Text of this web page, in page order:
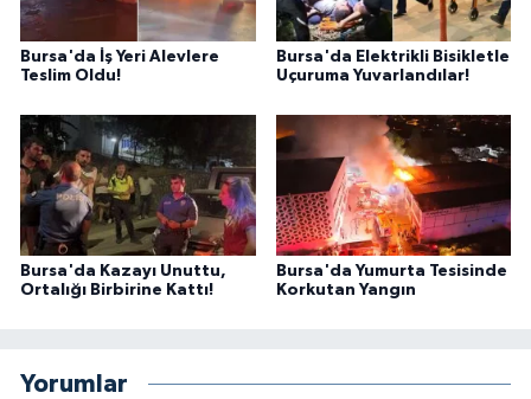
Bursa'da İş Yeri Alevlere
Teslim Oldu!
Bursa'da Elektrikli Bisikletle
Uçuruma Yuvarlandılar!
Bursa'da Kazayı Unuttu,
Ortalığı Birbirine Kattı!
Bursa'da Yumurta Tesisinde
Korkutan Yangın
Yorumlar